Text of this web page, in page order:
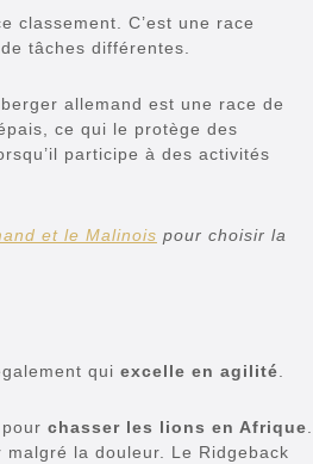
classement. C’est une race
tâches différentes.
allemand est une race de
ce qui le protège des
participe à des activités
et le Malinois pour choisir la
qui excelle en agilité.
chasser les lions en Afrique.
la douleur. Le Ridgeback